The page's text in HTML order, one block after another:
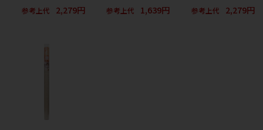
参考上代
2,279円
参考上代
1,639円
参考上代
2,279円